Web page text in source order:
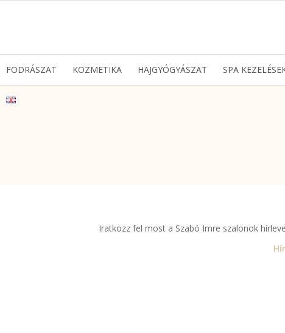
FODRÁSZAT KOZMETIKA HAJGYÓGYÁSZAT SPA
Iratkozz fel most a Szabó Imre szalonok